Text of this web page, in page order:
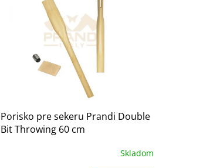
Porisko pre sekeru Prandi Double
Bit Throwing 60 cm
Skladom